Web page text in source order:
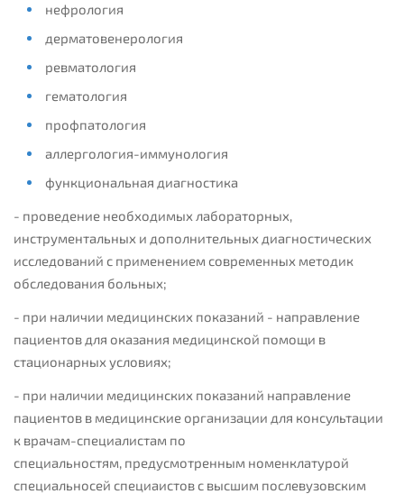
нефрология
дерматовенерология
ревматология
гематология
профпатология
аллергология-иммунология
функциональная диагностика
- проведение необходимых лабораторных,
инструментальных и дополнительных диагностических
исследований с применением современных методик
обследования больных;
- при наличии медицинских показаний - направление
пациентов для оказания медицинской помощи в
стационарных условиях;
- при наличии медицинских показаний направление
пациентов в медицинские организации для консультации
к врачам-специалистам по
специальностям, предусмотренным номенклатурой
специальносей специаистов с высшим послевузовским